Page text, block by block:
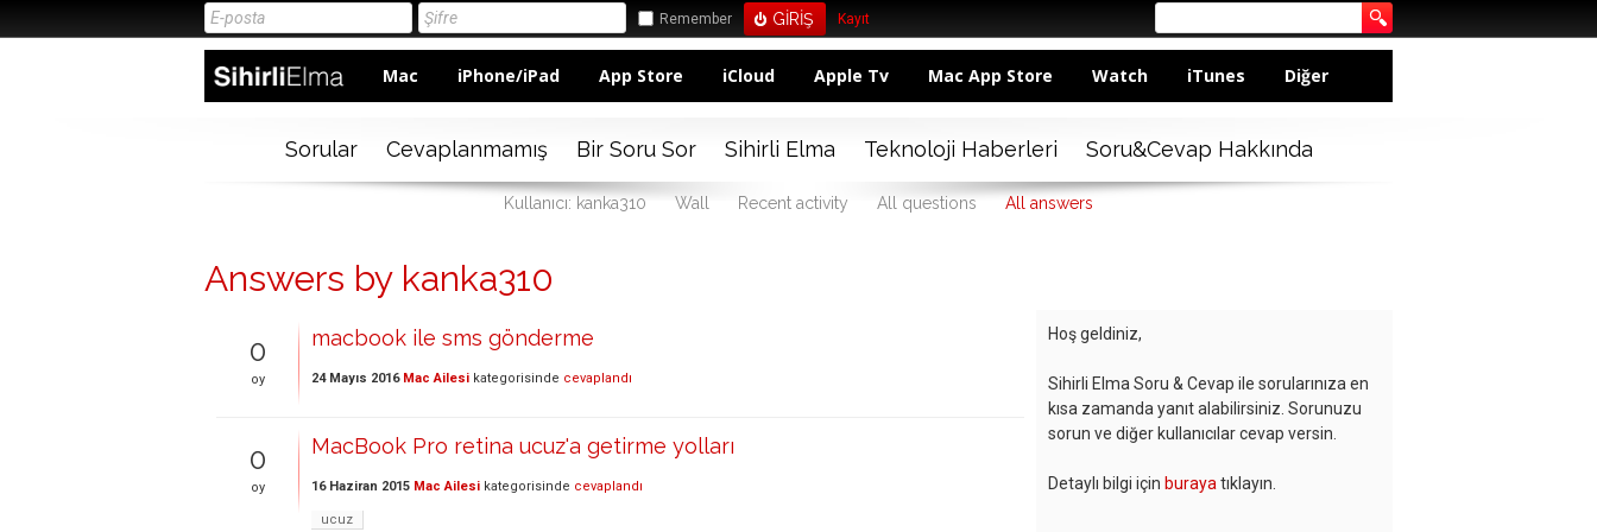
Remember Kayıt
Mac iPhone/iPad App Store iCloud Apple Tv Mac App Store Watch iTunes Diğer
Sorular Cevaplanmamış Bir Soru Sor Sihirli Elma Teknoloji Haberleri Soru&Cevap Hakkında
Kullanıcı: kanka310 Wall Recent activity All questions All answers
Answers by kanka310
0
oy
macbook ile sms gönderme
24 Mayıs 2016 Mac Ailesi kategorisinde cevaplandı
0
oy
MacBook Pro retina ucuz'a getirme yolları
16 Haziran 2015 Mac Ailesi kategorisinde cevaplandı
ucuz
Hoş geldiniz,
Sihirli Elma Soru & Cevap ile sorularınıza en
kısa zamanda yanıt alabilirsiniz. Sorunuzu
sorun ve diğer kullanıcılar cevap versin.
Detaylı bilgi için buraya tıklayın.